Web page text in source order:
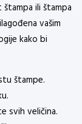
ili štampa
vašim
kako bi
štampe.
svih veličina.